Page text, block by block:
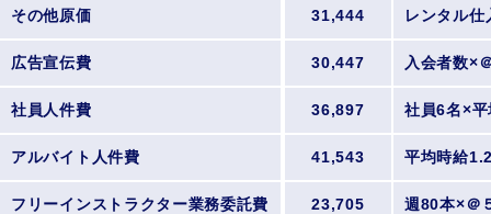
その他原価 31,444 レンタル
広告宣伝費 30,447 入会者数×
社員人件費 36,897 社員6名×
アルバイト人件費 41,543 平均時給
フリーインストラクター業務委託費 23,705 週80本×＠